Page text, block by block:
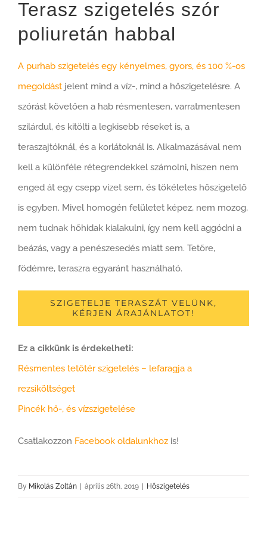
Terasz szigetelés szór
poliuretán habbal
A purhab szigetelés egy kényelmes, gyors, és 100 %-os
megoldást jelent mind a víz-, mind a hőszigetelésre. A
szórást követően a hab résmentesen, varratmentesen
szilárdul, és kitölti a legkisebb réseket is, a
teraszajtóknál, és a korlátoknál is. Alkalmazásával nem
kell a különféle rétegrendekkel számolni, hiszen nem
enged át egy csepp vizet sem, és tökéletes hőszigetelő
is egyben. Mivel homogén felületet képez, nem mozog,
nem tudnak hőhidak kialakulni, így nem kell aggódni a
beázás, vagy a penészesedés miatt sem. Tetőre,
födémre, teraszra egyaránt használható.
SZIGETELJE TERASZÁT VELÜNK,
KÉRJEN ÁRAJÁNLATOT!
Ez a cikkünk is érdekelheti:
Résmentes tetőtér szigetelés – lefaragja a
rezsiköltséget
Pincék hő-, és vízszigetelése
Csatlakozzon Facebook oldalunkhoz is!
By Mikolás Zoltán április 26th, 2019 Hőszigetelés